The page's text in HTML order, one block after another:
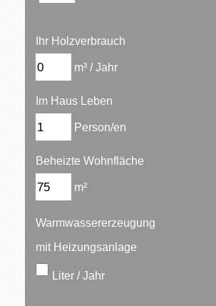
Ihr Holzverbrauch
m³ / Jahr
Im Haus Leben
Person/en
Beheizte Wohnfläche
m²
Warmwassererzeugung
mit Heizungsanlage
Liter / Jahr